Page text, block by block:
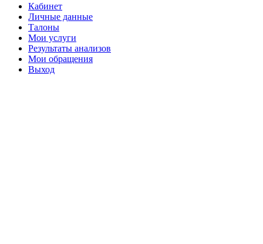
Кабинет
Личные данные
Талоны
Мои услуги
Результаты анализов
Мои обращения
Выход